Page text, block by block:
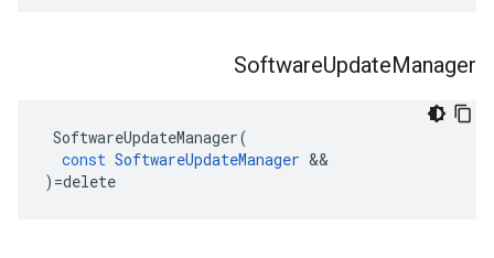
SoftwareUpdateManager
SoftwareUpdateManager(
const SoftwareUpdateManager &&
) =delete